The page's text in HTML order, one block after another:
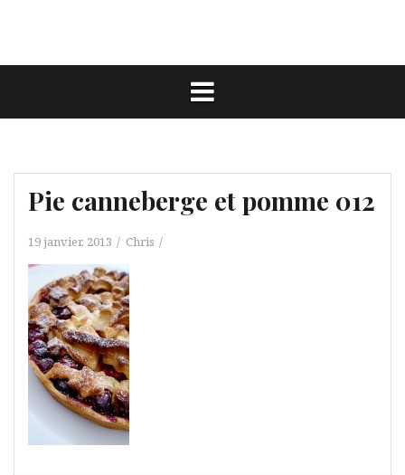
Pie canneberge et pomme 012
19 janvier, 2013 Chris